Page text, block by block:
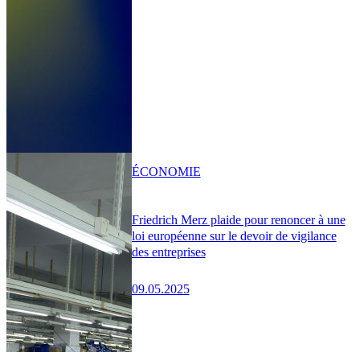
Friedrich Merz plaide pour renoncer à une
loi européenne sur le devoir de vigilance
des entreprises
09.05.2025
ÉCONOMIE